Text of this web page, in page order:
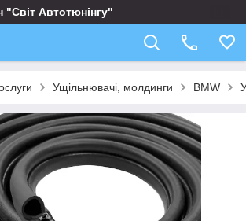
"Світ Автотюнінгу"
Ущільнювачі, молдинги BMW